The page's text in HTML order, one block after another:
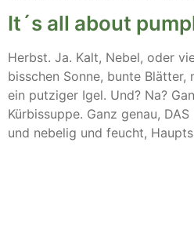
It´s all about
Herbst. Ja. Kalt, Nebel, oder
bisschen Sonne, bunte Blätter,
ein putziger Igel. Und? Na?
Kürbissuppe. Ganz genau,
und nebelig und feucht,